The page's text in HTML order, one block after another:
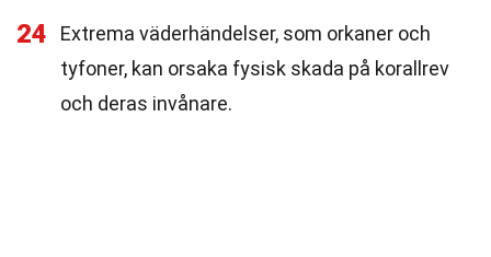
24
Extrema väderhändelser, som orkaner och
tyfoner, kan orsaka fysisk skada på korallrev
och deras invånare.